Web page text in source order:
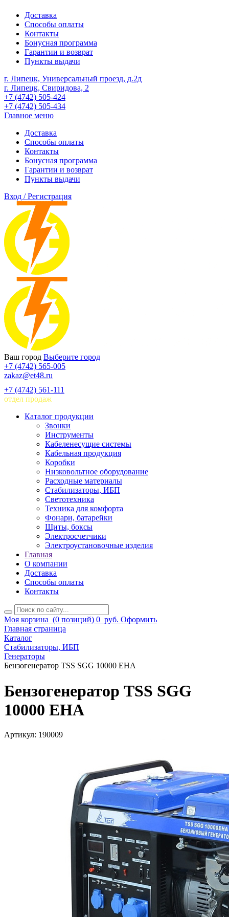
Доставка
Способы оплаты
Контакты
Бонусная программа
Гарантии и возврат
Пункты выдачи
г. Липецк, Универсальный проезд, д.2д
г. Липецк, Свиридова, 2
+7 (4742) 505-424
+7 (4742) 505-434
Главное меню
Доставка
Способы оплаты
Контакты
Бонусная программа
Гарантии и возврат
Пункты выдачи
Вход / Регистрация
Ваш город Выберите город
+7 (4742) 565-005
zakaz@et48.ru
+7 (4742) 561-111
отдел продаж
Каталог продукции
Звонки
Инструменты
Кабеленесущие системы
Кабельная продукция
Коробки
Низковольтное оборудование
Расходные материалы
Стабилизаторы, ИБП
Светотехника
Техника для комфорта
Фонари, батарейки
Щиты, боксы
Электросчетчики
Электроустановочные изделия
Главная
О компании
Доставка
Способы оплаты
Контакты
Моя корзина (0 позиций) 0 руб. Оформить
Главная страница
Каталог
Стабилизаторы, ИБП
Генераторы
Бензогенератор TSS SGG 10000 EHA
Бензогенератор TSS SGG
10000 EHA
Артикул: 190009